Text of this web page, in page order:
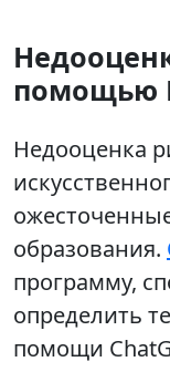
помощью
Недооценка
образования.
программу,
определить
помощи